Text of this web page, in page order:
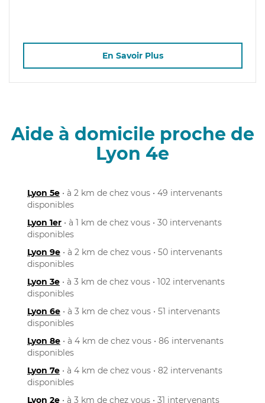
En Savoir Plus
Aide à domicile proche de
Lyon 4e
Lyon 5e • à 2 km de chez vous • 49 intervenants
disponibles
Lyon 1er • à 1 km de chez vous • 30 intervenants
disponibles
Lyon 9e • à 2 km de chez vous • 50 intervenants
disponibles
Lyon 3e • à 3 km de chez vous • 102 intervenants
disponibles
Lyon 6e • à 3 km de chez vous • 51 intervenants
disponibles
Lyon 8e • à 4 km de chez vous • 86 intervenants
disponibles
Lyon 7e • à 4 km de chez vous • 82 intervenants
disponibles
Lyon 2e • à 3 km de chez vous • 31 intervenants